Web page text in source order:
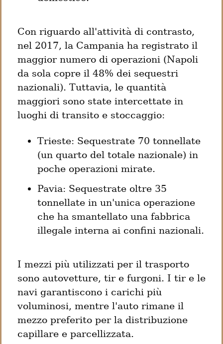
Con riguardo all'attività di contrasto,
nel 2017, la Campania ha registrato il
maggior numero di operazioni (Napoli
da sola copre il 48% dei sequestri
nazionali). Tuttavia, le quantità
maggiori sono state intercettate in
luoghi di transito e stoccaggio:
Trieste: Sequestrate 70 tonnellate
(un quarto del totale nazionale) in
poche operazioni mirate.
Pavia: Sequestrate oltre 35
tonnellate in un'unica operazione
che ha smantellato una fabbrica
illegale interna ai confini nazionali.
I mezzi più utilizzati per il trasporto
sono autovetture, tir e furgoni. I tir e le
navi garantiscono i carichi più
voluminosi, mentre l'auto rimane il
mezzo preferito per la distribuzione
capillare e parcellizzata.